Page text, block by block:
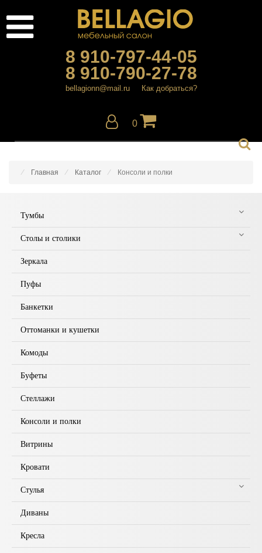
8 910-797-44-05
8 910-790-27-78
bellagionn@mail.ru Как добраться?
0
Главная Каталог Консоли и полки
Тумбы
Столы и столики
Зеркала
Пуфы
Банкетки
Оттоманки и кушетки
Комоды
Буфеты
Стеллажи
Консоли и полки
Витрины
Кровати
Стулья
Диваны
Кресла